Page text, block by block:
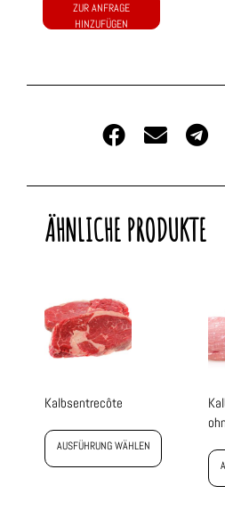
ZUR ANFRAGE
HINZUFÜGEN
ÄHNLICHE PRODUKTE
Kalbsentrecôte
AUSFÜHRUNG WÄHLEN